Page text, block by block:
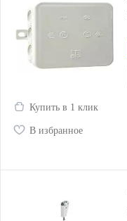
Купить в 1 клик
В избранное